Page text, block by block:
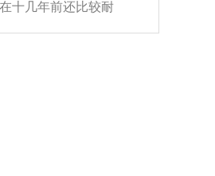
轴容易损坏，产生异
器的转向胶套和球头
十几年前还比较耐